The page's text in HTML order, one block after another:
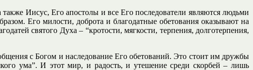
Иисус, Его апостолы и все Его последователи являются людьми
Его милости, доброта и благодатные обетования оказывают на
святого Духа – “кротости, мягкости, терпения, долготерпения,
с Богом и наследование Его обетований. Это стоит им дружбы
ума”. И этот мир, и радость, и утешение среди скорбей – лишь